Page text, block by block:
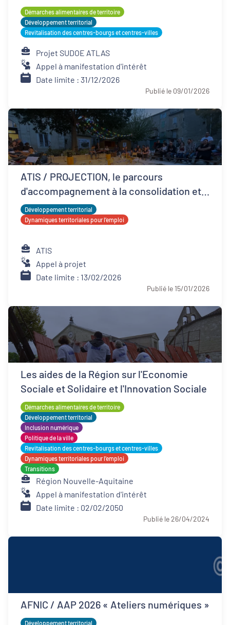
Démarches alimentaires de territoire
Développement territorial
Revitalisation des centres-bourgs et centres-villes
Projet SUDOE ATLAS
Appel à manifestation d'intérêt
Date limite : 31/12/2026
Publié le 09/01/2026
ATIS / PROJECTION, le parcours
d'accompagnement à la consolidation et
développement ESS
Développement territorial
Dynamiques territoriales pour l’emploi
ATIS
Appel à projet
Date limite : 13/02/2026
Publié le 15/01/2026
Les aides de la Région sur l'Economie
Sociale et Solidaire et l'Innovation Sociale
Démarches alimentaires de territoire
Développement territorial
Inclusion numérique
Politique de la ville
Revitalisation des centres-bourgs et centres-villes
Dynamiques territoriales pour l’emploi
Transitions
Région Nouvelle-Aquitaine
Appel à manifestation d'intérêt
Date limite : 02/02/2050
Publié le 26/04/2024
AFNIC / AAP 2026 « Ateliers numériques »
Développement territorial